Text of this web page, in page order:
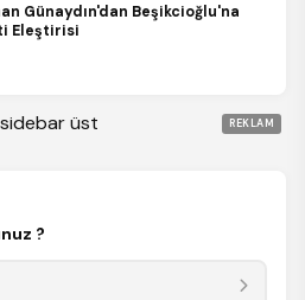
Günaydın'dan Beşikcioğlu'na
Eleştirisi
REKLAM
?